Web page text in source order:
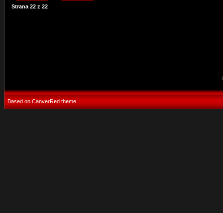
Strana 22 z 22
Based on CanverRed theme